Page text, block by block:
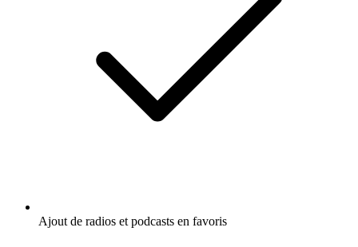
Ajout de radios et podcasts en favoris